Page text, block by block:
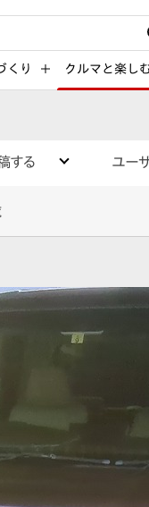
ド入力
くり クルマと楽し
する ユー